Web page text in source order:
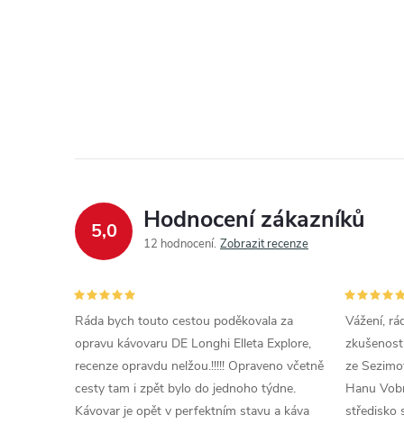
5,0 Hodnocení zákazníků
12 hodnocení Zobrazit recenze
Ráda bych touto cestou poděkovala za
opravu kávovaru DE Longhi Elleta Explore,
recenze opravdu nelžou.!!!!! Opraveno včetně
cesty tam i zpět bylo do jednoho týdne.
Kávovar je opět v perfektním stavu a káva
Vážení,
ze
Hanu
středisko